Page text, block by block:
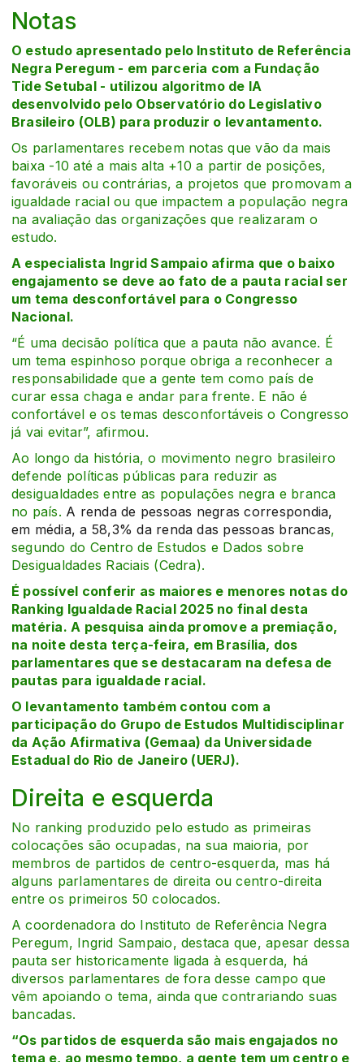
Notas
O estudo apresentado pelo Instituto de Referência
Negra Peregum - em parceria com a Fundação
Tide Setubal - utilizou algoritmo de IA
desenvolvido pelo Observatório do Legislativo
Brasileiro (OLB) para produzir o levantamento.
Os parlamentares recebem notas que vão da mais
baixa -10 até a mais alta +10 a partir de posições,
favoráveis ou contrárias, a projetos que promovam a
igualdade racial ou que impactem a população negra
na avaliação das organizações que realizaram o
estudo.
A especialista Ingrid Sampaio afirma que o baixo
engajamento se deve ao fato de a pauta racial ser
um tema desconfortável para o Congresso
Nacional.
“É uma decisão política que a pauta não avance. É
um tema espinhoso porque obriga a reconhecer a
responsabilidade que a gente tem como país de
curar essa chaga e andar para frente. E não é
confortável e os temas desconfortáveis o Congresso
já vai evitar”, afirmou.
Ao longo da história, o movimento negro brasileiro
defende políticas públicas para reduzir as
desigualdades entre as populações negra e branca
no país. A renda de pessoas negras correspondia,
em média, a 58,3% da renda das pessoas brancas,
segundo do Centro de Estudos e Dados sobre
Desigualdades Raciais (Cedra).
É possível conferir as maiores e menores notas do
Ranking Igualdade Racial 2025 no final desta
matéria. A pesquisa ainda promove a premiação,
na noite desta terça-feira, em Brasília, dos
parlamentares que se destacaram na defesa de
pautas para igualdade racial.
O levantamento também contou com a
participação do Grupo de Estudos Multidisciplinar
da Ação Afirmativa (Gemaa) da Universidade
Estadual do Rio de Janeiro (UERJ).
Direita e esquerda
No ranking produzido pelo estudo as primeiras
colocações são ocupadas, na sua maioria, por
membros de partidos de centro-esquerda, mas há
alguns parlamentares de direita ou centro-direita
entre os primeiros 50 colocados.
A coordenadora do Instituto de Referência Negra
Peregum, Ingrid Sampaio, destaca que, apesar dessa
pauta ser historicamente ligada à esquerda, há
diversos parlamentares de fora desse campo que
vêm apoiando o tema, ainda que contrariando suas
bancadas.
“Os partidos de esquerda são mais engajados no
tema e, ao mesmo tempo, a gente tem um centro e